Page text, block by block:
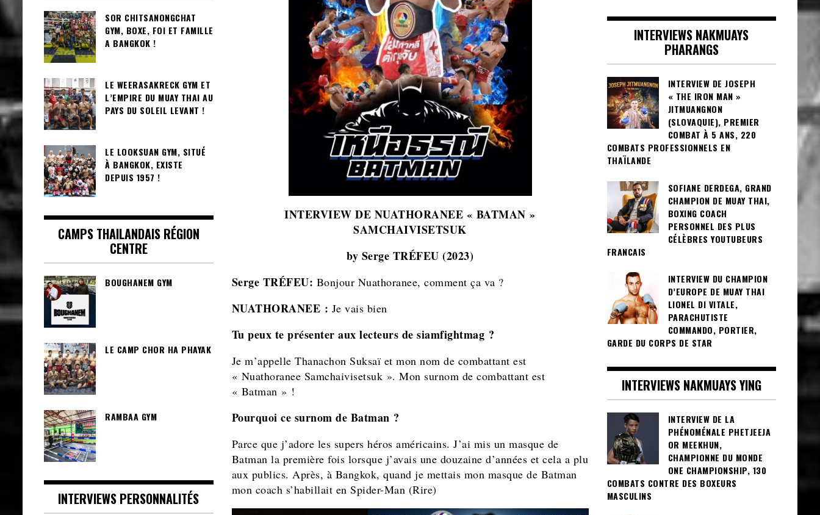
INTERVIEW DE NUATHORANEE « BATMAN »
SAMCHAIVISETSUK
by Serge TRÉFEU (2023)
Serge TRÉFEU: Bonjour Nuathoranee, comment ça va ?
NUATHORANEE : Je vais bien
Tu peux te présenter aux lecteurs de siamfightmag ?
Je m’appelle Thanachon Suksaï et mon nom de combattant est
« Nuathoranee Samchaivisetsuk ». Mon surnom de combattant est
« Batman » !
Pourquoi ce surnom de Batman ?
Parce que j’adore les supers héros américains. J’ai mis un masque de
Batman la première fois lorsque j’avais une douzaine d’années et cela a plu
aux publics. Après, à Bangkok, quand je mettais mon masque de Batman
mon coach s’habillait en Spider-Man (Rire)
SOR CHITSANONGCHAT
GYM, BOXE, FOI ET FAMILLE
A BANGKOK !
LE WEERASAKRECK GYM ET
L’EMPIRE DU MUAY THAI AU
PAYS DU SOLEIL LEVANT !
LE LOOKSUAN GYM, SITUÉ
À BANGKOK, EXISTE
DEPUIS 1957 !
CAMPS THAILANDAIS RÉGION
CENTRE
BOUGHANEM GYM
LE CAMP CHOR HA PHAYAK
RAMBAA GYM
INTERVIEWS PERSONNALITÉS
INTERVIEWS NAKMUAYS
PHARANGS
INTERVIEW DE JOSEPH
« THE IRON MAN »
JITMUANGNON
(SLOVAQUIE), PREMIER
COMBAT À 5 ANS, 220
COMBATS PROFESSIONNELS EN
THAÏLANDE
SOFIANE DERDEGA, GRAND
CHAMPION DE MUAY THAI,
BOXING COACH
PERSONNEL DES PLUS
CÉLÈBRES YOUTUBEURS
FRANCAIS
INTERVIEW DU CHAMPION
D’EUROPE DE MUAY THAI
LIONEL DI VITALE,
PARACHUTISTE
COMMANDO, PORTIER,
GARDE DU CORPS DE STAR
INTERVIEWS NAKMUAYS YING
INTERVIEW DE LA
PHÉNOMÉNALE PHETJEEJA
OR MEEKHUN,
CHAMPIONNE DU MONDE
ONE CHAMPIONSHIP, 130
COMBATS CONTRE DES BOXEURS
MASCULINS